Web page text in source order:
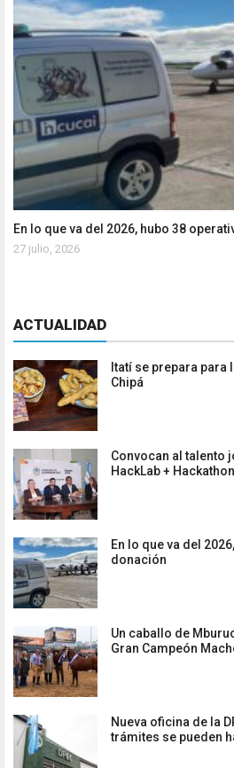
En lo que va del 2026, hubo 38
27 julio, 2026
ACTUALIDAD
Itatí se prepara para
Chipá
Convocan al talento
HackLab +
En lo que va del
donación
Un caballo de
Gran Campeón
Nueva oficina de la
trámites se pueden